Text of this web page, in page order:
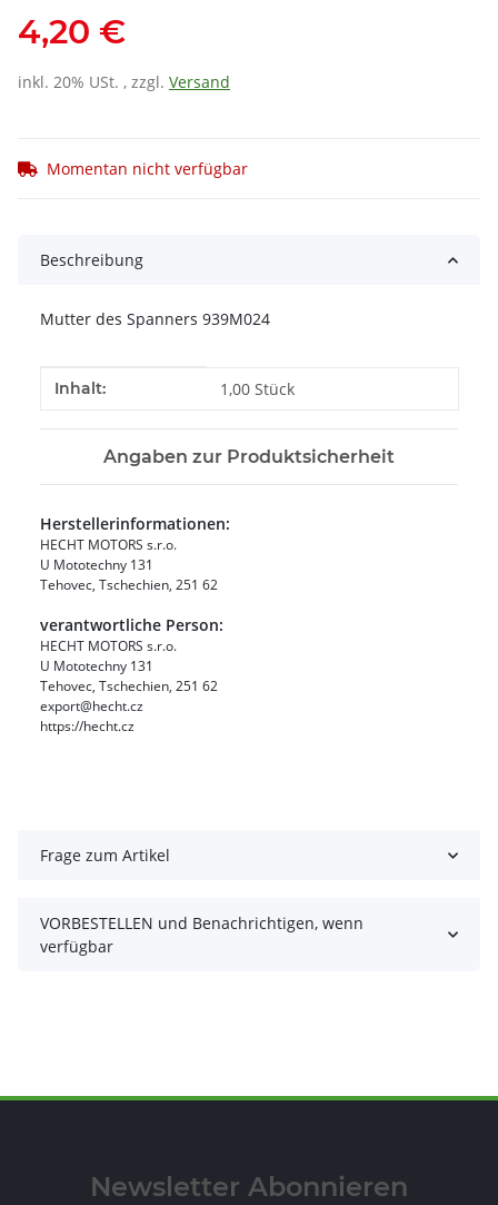
4,20 €
inkl. 20% USt. , zzgl. Versand
Momentan nicht verfügbar
Beschreibung
Mutter des Spanners 939M024
Produkteigenschaft
Wert
Inhalt: 1,00 Stück
Angaben zur Produktsicherheit
Herstellerinformationen:
HECHT MOTORS s.r.o.
U Mototechny 131
Tehovec, Tschechien, 251 62
verantwortliche Person:
HECHT MOTORS s.r.o.
U Mototechny 131
Tehovec, Tschechien, 251 62
export@hecht.cz
https://hecht.cz
Frage zum Artikel
VORBESTELLEN und Benachrichtigen, wenn
verfügbar
Newsletter Abonnieren